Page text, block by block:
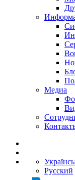
Медиа
Русский